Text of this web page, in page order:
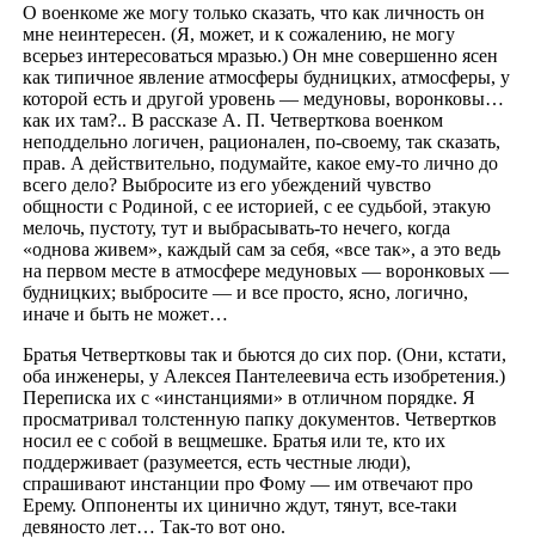
О военкоме же могу только сказать, что как личность он
мне неинтересен. (Я, может, и к сожалению, не могу
всерьез интересоваться мразью.) Он мне совершенно ясен
как типичное явление атмосферы будницких, атмосферы, у
которой есть и другой уровень — медуновы, воронковы…
как их там?.. В рассказе А. П. Четверткова военком
неподдельно логичен, рационален, по-своему, так сказать,
прав. А действительно, подумайте, какое ему-то лично до
всего дело? Выбросите из его убеждений чувство
общности с Родиной, с ее историей, с ее судьбой, этакую
мелочь, пустоту, тут и выбрасывать-то нечего, когда
«однова живем», каждый сам за себя, «все так», а это ведь
на первом месте в атмосфере медуновых — воронковых —
будницких; выбросите — и все просто, ясно, логично,
иначе и быть не может…
Братья Четвертковы так и бьются до сих пор. (Они, кстати,
оба инженеры, у Алексея Пантелеевича есть изобретения.)
Переписка их с «инстанциями» в отличном порядке. Я
просматривал толстенную папку документов. Четвертков
носил ее с собой в вещмешке. Братья или те, кто их
поддерживает (разумеется, есть честные люди),
спрашивают инстанции про Фому — им отвечают про
Ерему. Оппоненты их цинично ждут, тянут, все-таки
девяносто лет… Так-то вот оно.